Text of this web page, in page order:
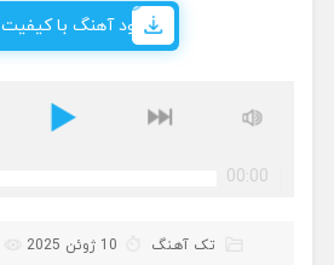
دانلود آهنگ با کیفیت 128
00:00
تک آهنگ 10 ژوئن 2025